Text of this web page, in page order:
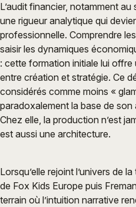
L’audit financier, notamment
une rigueur analytique qui
professionnelle. Comprendre
saisir les dynamiques
: cette formation initiale lui
entre création et stratégie. Ce
considérés comme moins «
paradoxalement la base de son
Chez elle, la production n’est
est aussi une architecture.
Lorsqu’elle rejoint l’univers de
de Fox Kids Europe puis
terrain où l’intuition narrative